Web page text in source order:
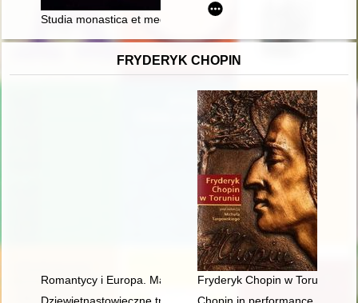
Studia monastica et mediaevalia : opuscula Marco Derwich
FRYDERYK CHOPIN
Romantycy i Europa. Marzenia, doświadczenia, propozycje
Fryderyk Chopin w Toruniu